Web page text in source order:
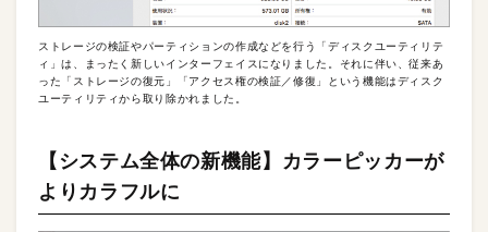
ストレージの検証やパーティションの作成などを行う「ディスクユーティリテ
ィ」は、まったく新しいインターフェイスになりました。それに伴い、従来あ
った「ストレージの復元」「アクセス権の検証／修復」という機能はディスク
ユーティリティから取り除かれました。
【システム全体の新機能】カラーピッカーが
よりカラフルに